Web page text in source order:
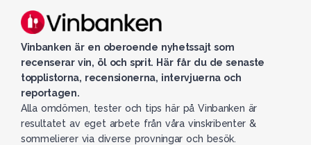
Vinbanken är en oberoende nyhetssajt som
recenserar vin, öl och sprit. Här får du de senaste
topplistorna, recensionerna, intervjuerna och
reportagen.
Alla omdömen, tester och tips här på Vinbanken är
resultatet av eget arbete från våra vinskribenter &
sommelierer via diverse provningar och besök.